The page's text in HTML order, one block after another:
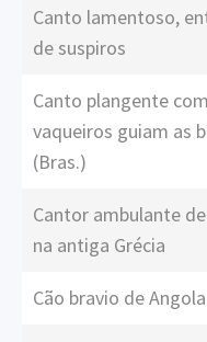
Canto lamentoso,
de suspiros
Canto plangente
vaqueiros guiam as
(Bras.)
Cantor ambulante
na antiga Grécia
Cão bravio de Angola